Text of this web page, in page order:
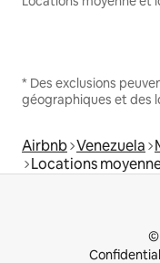
* Des exclusions
géographiques et des
Airbnb Venezuela
Locations
©